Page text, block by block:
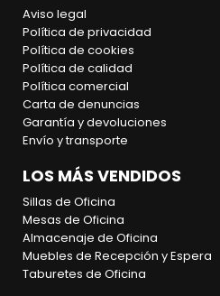
Aviso legal
Política de privacidad
Política de cookies
Política de calidad
Política comercial
Carta de denuncias
Garantía y devoluciones
Envío y transporte
LOS MÁS VENDIDOS
Sillas de Oficina
Mesas de Oficina
Almacenaje de Oficina
Muebles de Recepción y Espera
Taburetes de Oficina